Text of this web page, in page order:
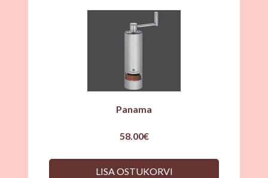
Panama
58.00€
LISA OSTUKORVI